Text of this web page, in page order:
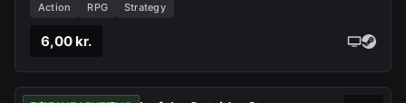
Action RPG Strategy
6,00 kr.